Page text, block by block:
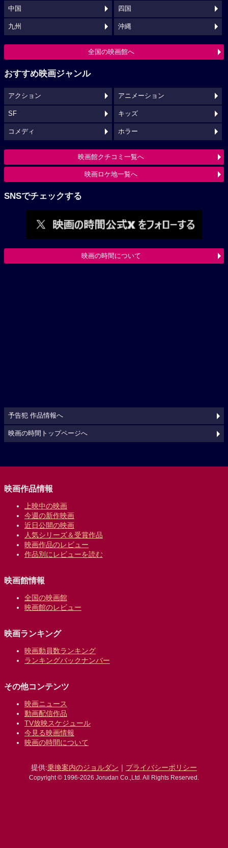
中国 四国
九州 沖縄
全国の映画館へ
おすすめ映画ジャンル
アクション アニメーション
SF キッズ
コメディ ホラー
映画館クチコミ一覧へ
映画ロケ地一覧へ
SNSでチェックする
映画の時間について
予告犯 作品情報へ
映画の時間トップページへ
映画作品情報
上映中の映画
今週の新作映画
近日公開の映画
人気シリーズ＆受賞作品
映画作品のレビュー
作品別にレビューを読む
映画館情報
全国の映画館
映画館のレビュー
映画ランキング
映画動員数ランキング
ランキングバックナンバー
その他コンテンツ
映画ニュース
動画配信作品
TV放映スケジュール
今見る映画情報
映画の時間について
提供:乗換案内のジョルダン ｜ プライバシーポリシー
Copyright © 1996-2026 Jorudan Co.,Ltd. All Rights Reserved.